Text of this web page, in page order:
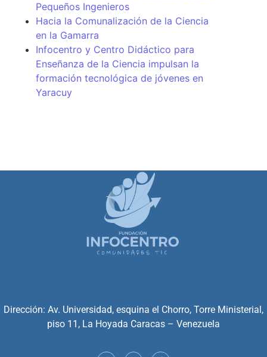
Pequeños Ingenieros
Hacia la Comunalización de la Ciencia
en la Gamarra
Infocentro y Centro Didáctico para
Enseñanza de la Ciencia impulsan la
formación tecnológica de jóvenes en
Yaracuy
Dirección: Av. Universidad, esquina el Chorro, Torre Ministerial,
piso 11, La Hoyada Caracas – Venezuela